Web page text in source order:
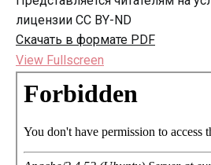
лицензии CC BY-ND
Скачать в формате PDF
View Fullscreen
Перейти
содержимому